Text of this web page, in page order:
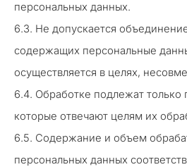
персональных данных.
6.3. Не допускается
содержащих персональные
осуществляется в целях,
6.4. Обработке подлежат
которые отвечают целям их
6.5. Содержание и объем
персональных данных